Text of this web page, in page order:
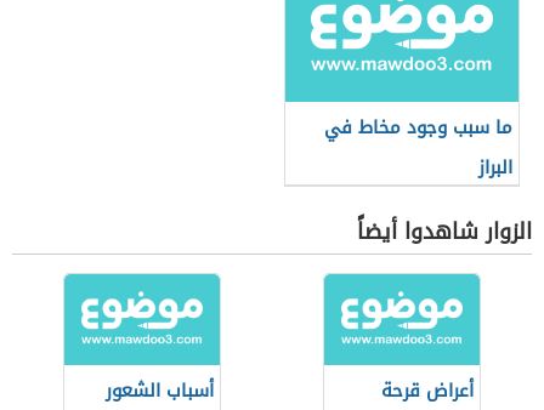
ما سبب وجود مخاط في
البراز
الزوار شاهدوا أيضاً
أعراض قرحة
أسباب الشعور